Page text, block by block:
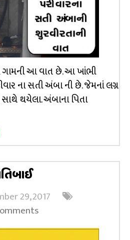
ગામની આ વાત છે. આ ખાંભી
ના સતી અંબા ની છે. જેમનાં લગ્ન
સાથે થયેલા. અંબાના પિતા
29, 2017